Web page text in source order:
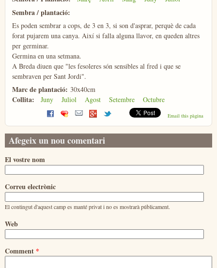
Sembra / plantació:
Es poden sembrar a cops, de 3 en 3, si son d'asprar, perquè de cada
forat pujarem una canya. Així si falla alguna llavor, en queden altres
per germinar.
Germina en una setmana.
A Breda diuen que "les fesoleres són sensibles al fred i que se
sembraven per Sant Jordi".
Marc de plantació: 30x40cm
Collita: Juny Juliol Agost Setembre Octubre
Email this pàgina
Afegeix un nou comentari
El vostre nom
Correu electrònic
El contingut d'aquest camp es manté privat i no es mostrarà públicament.
Web
Comment *